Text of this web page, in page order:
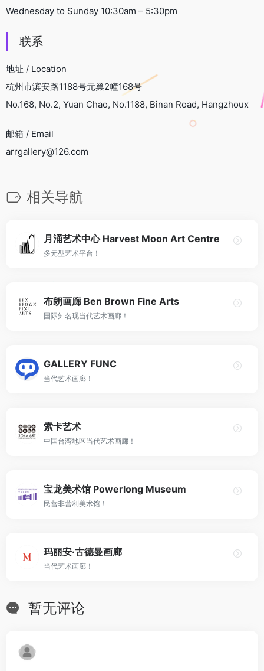
Wednesday to Sunday 10:30am – 5:30pm
联系
地址 / Location
杭州市滨安路1188号元巢2幢168号
No.168, No.2, Yuan Chao, No.1188, Binan Road, Hangzhoux
邮箱 / Email
arrgallery@126.com
相关导航
月涌艺术中心 Harvest Moon Art Centre
多元型艺术平台！
布朗画廊 Ben Brown Fine Arts
国际知名现当代艺术画廊！
GALLERY FUNC
当代艺术画廊！
索卡艺术
中国台湾地区当代艺术画廊！
宝龙美术馆 Powerlong Museum
民营非营利美术馆！
玛丽安·古德曼画廊
当代艺术画廊！
暂无评论